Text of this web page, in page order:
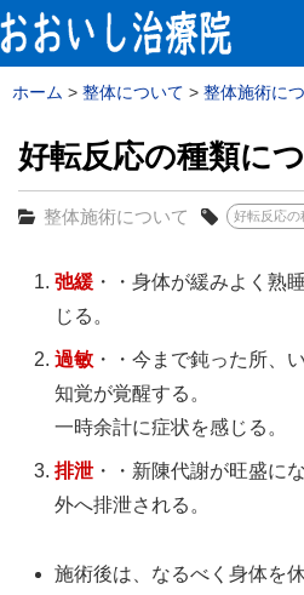
ホーム 整体について 整体施術に
好転反応の種類に
整体施術について 好転反応の
弛緩 ・・身体が緩みよく熟
じる。
過敏 ・・今まで鈍った所、
知覚が覚醒する。
一時余計に症状を感じる。
排泄・・新陳代謝が旺盛に
外へ排泄される。
施術後は、なるべく身体を